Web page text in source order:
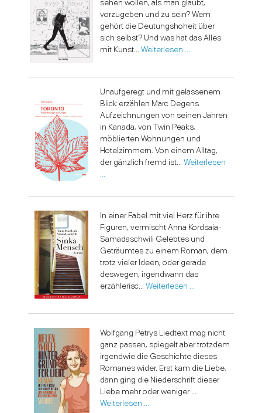
sehen wollen, als man glaubt,
vorzugeben und zu sein? Wem
gehört die Deutungshoheit über
sich selbst? Und was hat das Alles
mit Kunst... Weiterlesen …
Unaufgeregt und mit gelassenem
Blick erzählen Marc Degens
Aufzeichnungen von seinen Jahren
in Kanada, von Twin Peaks,
möblierten Wohnungen und
Hotelzimmern. Von einem Alltag,
der gänzlich fremd ist... Weiterlesen
In einer Fabel mit viel Herz für ihre
Figuren, vermischt Anna Kordsaia-
Samadaschwili Gelebtes und
Geträumtes zu einem Roman, dem
trotz vieler Ideen, oder gerade
deswegen, irgendwann das
erzählerisc... Weiterlesen …
Wolfgang Petrys Liedtext mag nicht
ganz passen, spiegelt aber trotzdem
irgendwie die Geschichte dieses
Romanes wider. Erst kam die Liebe,
dann ging die Niederschrift dieser
Liebe mehr oder weniger ...
Weiterlesen …